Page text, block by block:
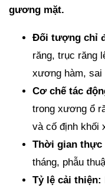
gương mặt.
Đối tượng chỉ
răng, trục răng
xương hàm, sai
Cơ chế tác
trong xương ổ
và cố định khối
Thời gian thực
tháng, phẫu
Tỷ lệ cải thiện: